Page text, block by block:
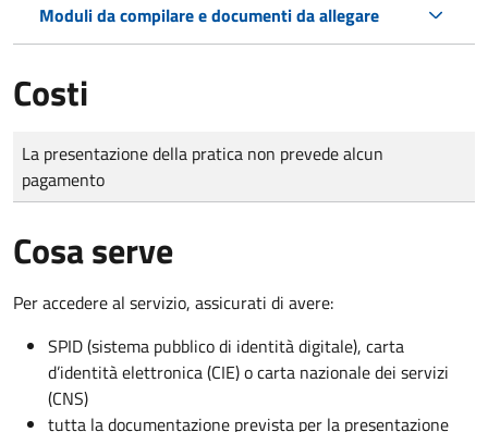
Moduli da compilare e documenti da allegare
Costi
Tipo di pagamento
Importo
La presentazione della pratica non prevede alcun
pagamento
Cosa serve
Per accedere al servizio, assicurati di avere:
SPID (sistema pubblico di identità digitale), carta
d’identità elettronica (CIE) o carta nazionale dei servizi
(CNS)
tutta la documentazione prevista per la presentazione